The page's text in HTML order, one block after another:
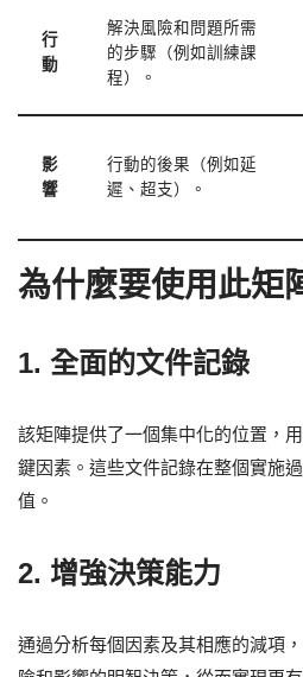
行
動
解決風險和問題所需
的步驟（例如訓練課
程）。
影
響
行動的後果（例如延
遲、超支）。
為什麼要使用此矩
1. 全面的文件記錄
該矩陣提供了一個集中化的位置，
鍵因素。這些文件記錄在整個實施
值。
2. 增強決策能力
通過分析每個因素及其相應的減項